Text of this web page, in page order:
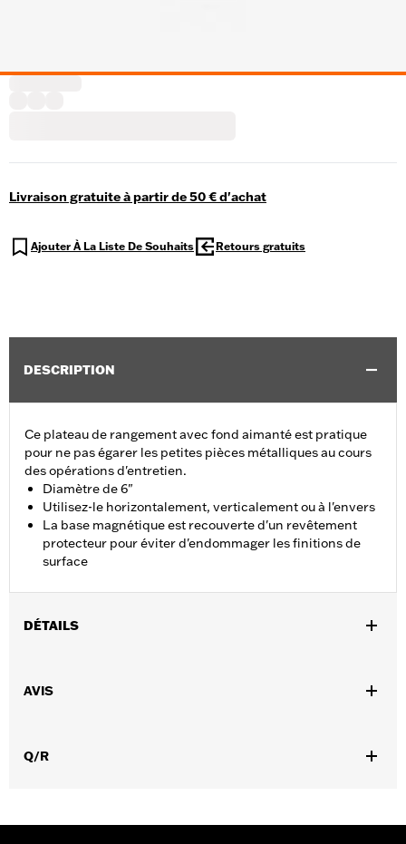
Livraison gratuite à partir de 50 € d'achat
Ajouter À La Liste De Souhaits Retours gratuits
DESCRIPTION
Ce plateau de rangement avec fond aimanté est pratique
pour ne pas égarer les petites pièces métalliques au cours
des opérations d'entretien.
Diamètre de 6"
Utilisez-le horizontalement, verticalement ou à l'envers
La base magnétique est recouverte d'un revêtement
protecteur pour éviter d'endommager les finitions de
surface
DÉTAILS
Unité de mesure de diamètre de matériau:
AVIS
Q/R